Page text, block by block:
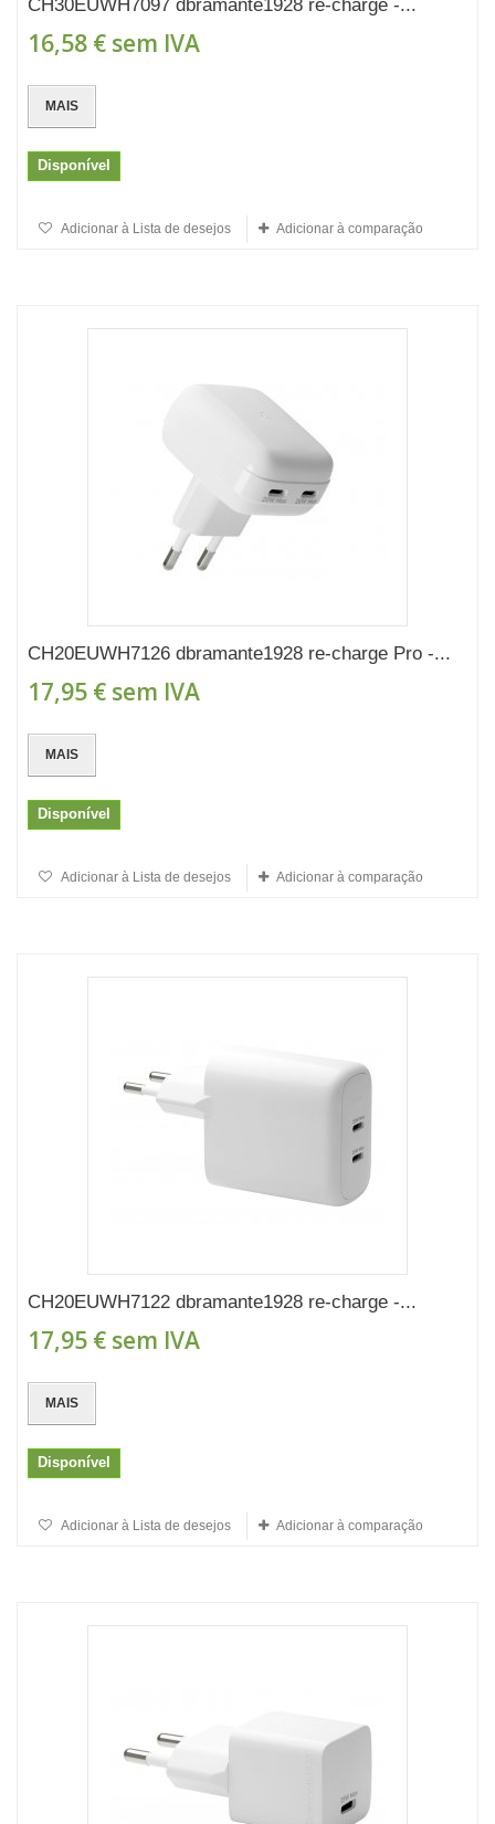
CH30EUWH7097 dbramante1928 re-charge -...
16,58 € sem IVA
MAIS
Disponível
Adicionar à Lista de desejos Adicionar à comparação
CH20EUWH7126 dbramante1928 re-charge Pro -...
17,95 € sem IVA
MAIS
Disponível
Adicionar à Lista de desejos Adicionar à comparação
CH20EUWH7122 dbramante1928 re-charge -...
17,95 € sem IVA
MAIS
Disponível
Adicionar à Lista de desejos Adicionar à comparação